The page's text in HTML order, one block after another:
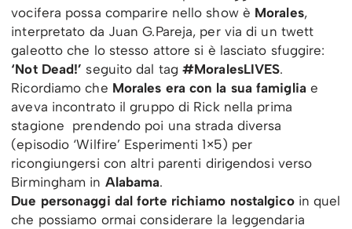
vocifera possa comparire nello show è Morales,
interpretato da Juan G.Pareja, per via di un twett
galeotto che lo stesso attore si è lasciato sfuggire:
‘Not Dead!’ seguito dal tag#MoralesLIVES.
Ricordiamo che Morales era con la sua famiglia e
aveva incontrato il gruppo di Rick nella prima
stagione prendendo poi una strada diversa
(episodio ‘Wilfire’ Esperimenti 1×5) per
ricongiungersi con altri parenti dirigendosi verso
Birmingham in Alabama.
Due personaggi dal forte richiamo nostalgicoin quel
che possiamo ormai considerare la leggendaria